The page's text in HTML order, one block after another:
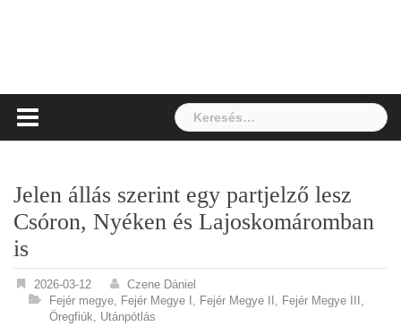
Keresés:
Jelen állás szerint egy partjelző lesz
Csóron, Nyéken és Lajoskomáromban
is
2026-03-12
Czene Dániel
Fejér megye, Fejér Megye I , Fejér Megye II , Fejér Megye III ,
Öregfiúk, Utánpótlás